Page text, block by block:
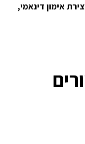
אימון דינאמי,